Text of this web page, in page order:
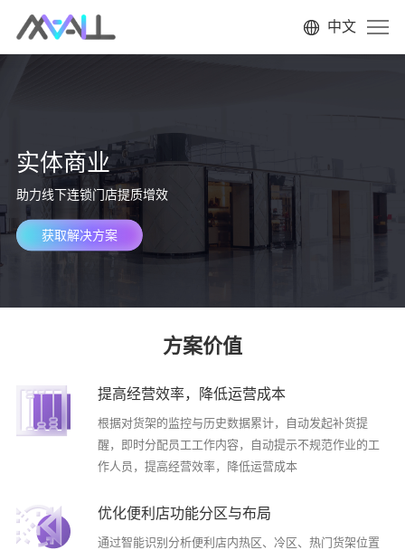
中文
实体商业
助力线下连锁门店提质增效
获取解决方案
方案价值
提高经营效率，降低运营成本
根据对货架的监控与历史数据累计，自动发起补货提
醒，即时分配员工工作内容，自动提示不规范作业的工
作人员，提高经营效率，降低运营成本
优化便利店功能分区与布局
通过智能识别分析便利店内热区、冷区、热门货架位置